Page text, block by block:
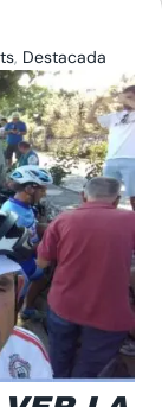
, Destacada